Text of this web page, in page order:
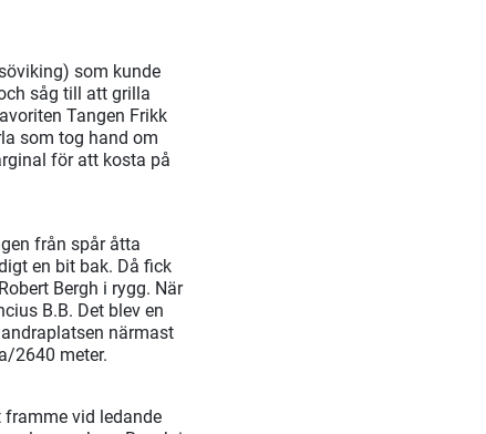
som kunde
såg till att grilla
Tangen Frikk
som tog hand om
för att kosta på
från spår åtta
en bit bak. Då fick
Bergh i rygg. När
B.B. Det blev en
närmast
2640 meter.
vid ledande